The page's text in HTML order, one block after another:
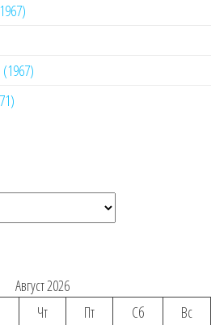
(1967)
Август 2026
Чт Пт Сб
Вс